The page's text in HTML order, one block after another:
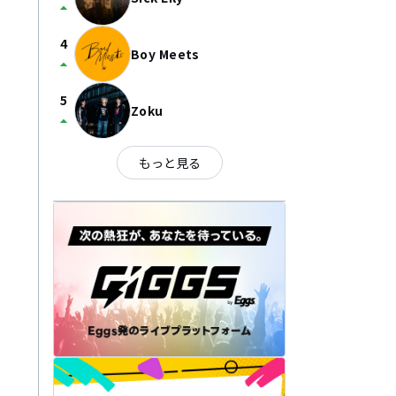
arrow_drop_up
4
arrow_drop_up Boy Meets
5
arrow_drop_up Zoku
もっと見る